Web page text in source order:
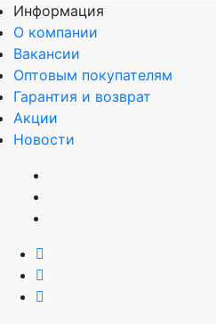
Информация
О компании
Вакансии
Оптовым покупателям
Гарантия и возврат
Акции
Новости